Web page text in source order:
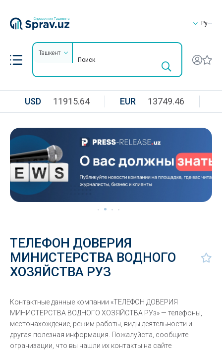
Ру
Ташкент
USD 11915.64 EUR 13749.46
ТЕЛЕФОН ДОВЕРИЯ
МИНИСТЕРСТВА ВОДНОГО
ХОЗЯЙСТВА РУЗ
Контактные данные компании «ТЕЛЕФОН ДОВЕРИЯ
МИНИСТЕРСТВА ВОДНОГО ХОЗЯЙСТВА РУз» — телефоны,
местонахождение, режим работы, виды деятельности и
другая полезная информация. Пожалуйста, сообщите
огранизации, что вы нашли их контакты на сайте